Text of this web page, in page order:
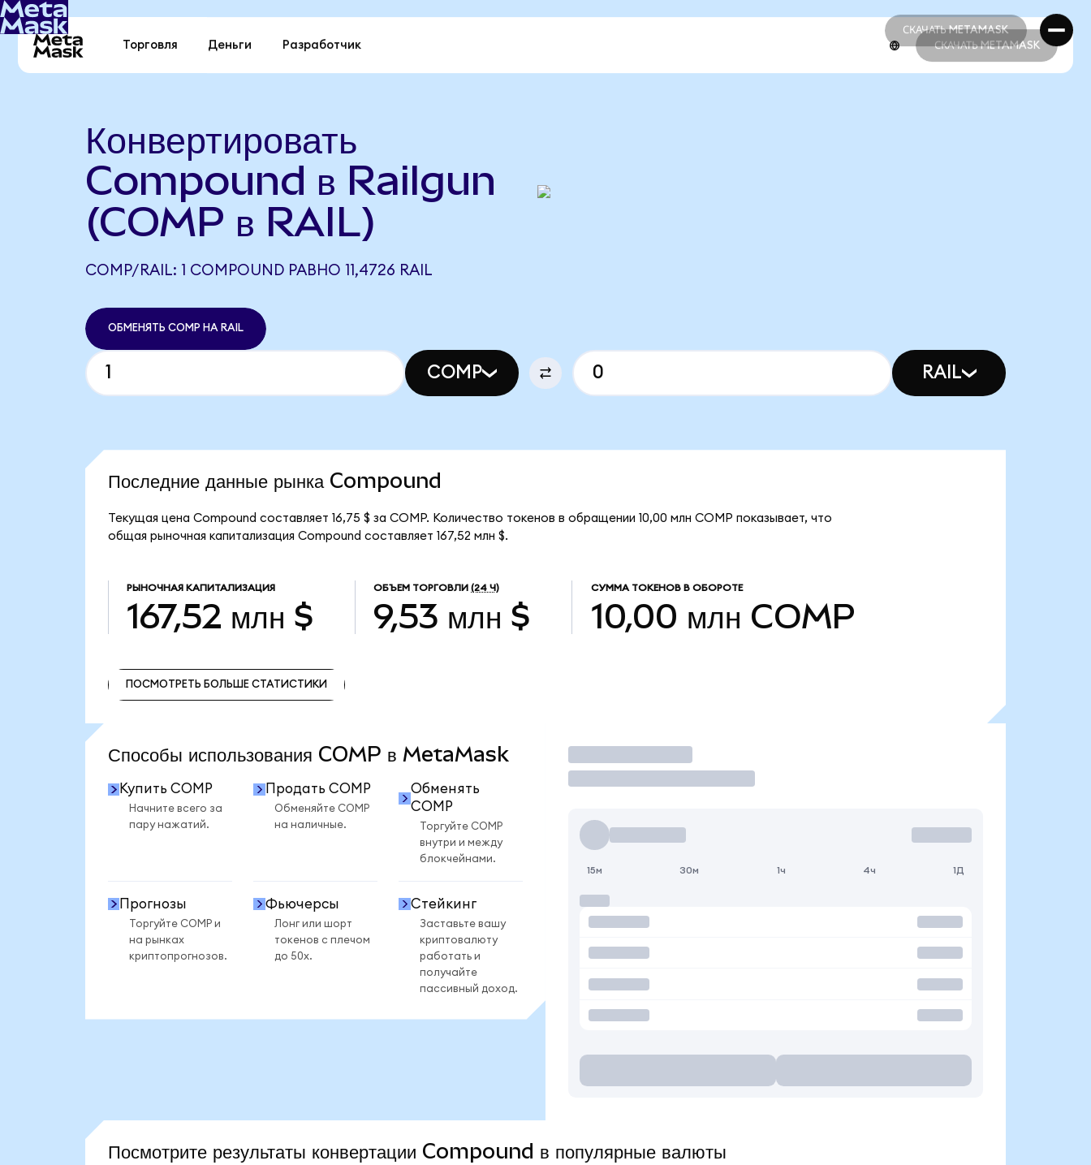
СКАЧАТЬ METAMASK
СКАЧАТЬ METAMASK
Торговля Деньги Разработчик СКАЧАТЬ METAMASK
Конвертировать
Compound в Railgun
(COMP в RAIL)
COMP/RAIL: 1 COMPOUND РАВНО 11,4726 RAIL
ОБМЕНЯТЬ COMP НА RAIL
COMP RAIL
Последние данные рынка Compound
Текущая цена Compound составляет 16,75 $ за COMP. Количество токенов в обращении 10,00 млн COMP показывает, что
общая рыночная капитализация Compound составляет 167,52 млн $.
РЫНОЧНАЯ КАПИТАЛИЗАЦИЯ
167,52 млн $
ОБЪЕМ ТОРГОВЛИ (24 Ч)
9,53 млн $
СУММА ТОКЕНОВ В ОБОРОТЕ
10,00 млн COMP
ПОСМОТРЕТЬ БОЛЬШЕ СТАТИСТИКИ
Способы использования COMP в MetaMask
Купить COMP
Начните всего за
пару нажатий.
Продать COMP
Обменяйте COMP
на наличные.
Обменять
COMP
Торгуйте COMP
внутри и между
блокчейнами.
Прогнозы
Торгуйте COMP и
на рынках
криптопрогнозов.
Фьючерсы
Лонг или шорт
токенов с плечом
до 50x.
Стейкинг
Заставьте вашу
криптовалюту
работать и
получайте
пассивный доход.
Торговать
15м 30м 1ч 4ч 1Д
Посмотрите результаты конвертации Compound в популярные валюты